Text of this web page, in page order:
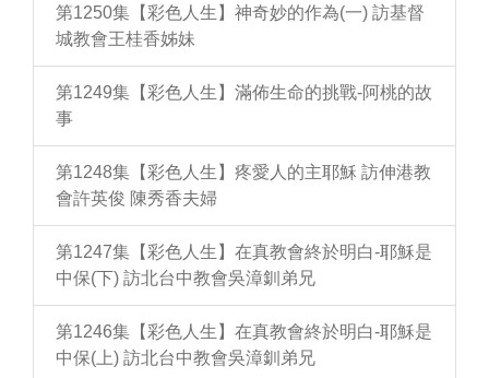
第1250集【彩色人生】神奇妙的作為(一) 訪基督
城教會王桂香姊妹
第1249集【彩色人生】滿佈生命的挑戰-阿桃的故
事
第1248集【彩色人生】疼愛人的主耶穌 訪伸港教
會許英俊 陳秀香夫婦
第1247集【彩色人生】在真教會終於明白-耶穌是
中保(下) 訪北台中教會吳漳釧弟兄
第1246集【彩色人生】在真教會終於明白-耶穌是
中保(上) 訪北台中教會吳漳釧弟兄